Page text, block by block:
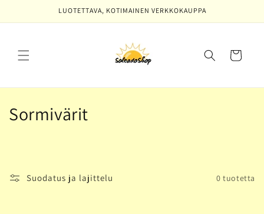
sisältöön
LUOTETTAVA, KOTIMAINEN VERKKOKAUPPA
Ostoskori
K
o
Sormivärit
Suodatus ja lajittelu 0 tuotetta